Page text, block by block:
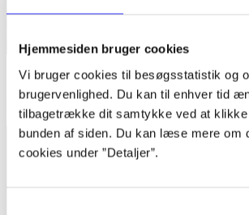
Hjemmesiden bruger cookies
Vi bruger cookies til besøgsstatistik og
brugervenlighed. Du kan til enhver tid
tilbagetrække dit samtykke ved at klikke
bunden af siden. Du kan læse mere om
cookies under ”Detaljer”.
Bind 1 -Rationalitet og magt. Bind 1 : Det
Bent Flyvbjerg